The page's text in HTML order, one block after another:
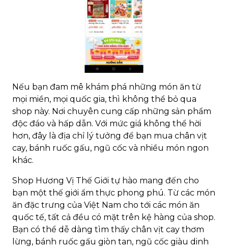
Nếu bạn đam mê khám phá những món ăn từ
mọi miền, mọi quốc gia, thì không thể bỏ qua
shop này. Nơi chuyên cung cấp những sản phẩm
độc đáo và hấp dẫn. Với mức giá không thể hời
hơn, đây là địa chỉ lý tưởng để bạn mua chân vịt
cay, bánh ruốc gấu, ngũ cốc và nhiều món ngon
khác.
Shop Hương Vị Thế Giới tự hào mang đến cho
bạn một thế giới ẩm thực phong phú. Từ các món
ăn đặc trưng của Việt Nam cho tới các món ăn
quốc tế, tất cả đều có mặt trên kệ hàng của shop.
Bạn có thể dễ dàng tìm thấy chân vịt cay thơm
lừng, bánh ruốc gấu giòn tan, ngũ cốc giàu dinh